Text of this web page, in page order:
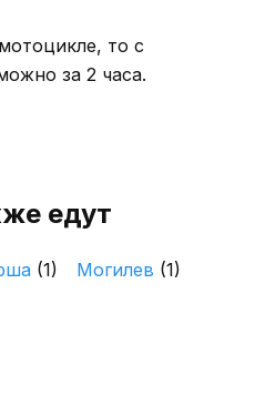
то с
за 2 часа.
едут
(1) Могилев (1)